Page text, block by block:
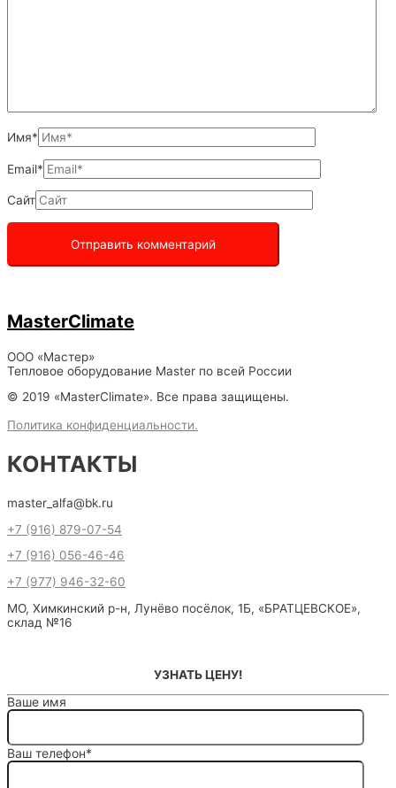
Имя*
Email*
Сайт
MasterClimate
ООО «Мастер»
Тепловое оборудование Master по всей России
© 2019 «MasterClimate». Все права защищены.
Политика конфиденциальности.
КОНТАКТЫ
master_alfa@bk.ru
+7 (916) 879-07-54
+7 (916) 056-46-46
+7 (977) 946-32-60
МО, Химкинский р-н, Лунёво посёлок, 1Б, «БРАТЦЕВСКОЕ»,
склад №16
УЗНАТЬ ЦЕНУ!
Ваше имя
Ваш телефон*